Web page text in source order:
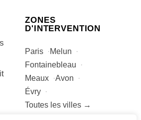
ZONES
D'INTERVENTION
Paris
Melun
Fontainebleau
Meaux
Avon
Évry
Toutes les villes →